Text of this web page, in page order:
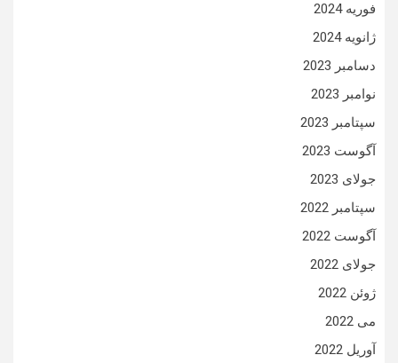
فوریه 2024
ژانویه 2024
دسامبر 2023
نوامبر 2023
سپتامبر 2023
آگوست 2023
جولای 2023
سپتامبر 2022
آگوست 2022
جولای 2022
ژوئن 2022
می 2022
آوریل 2022